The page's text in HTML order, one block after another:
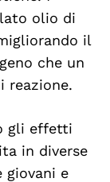
olio di
il
che un
reazione.
gli effetti
in diverse
e